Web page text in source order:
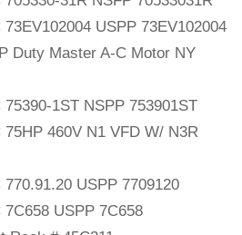
USPP 73EV102004
Duty Master A-C Motor NY
1ST NSPP 753901ST
460V N1 VFD W/ N3R
USPP 7709120
USPP 7C658